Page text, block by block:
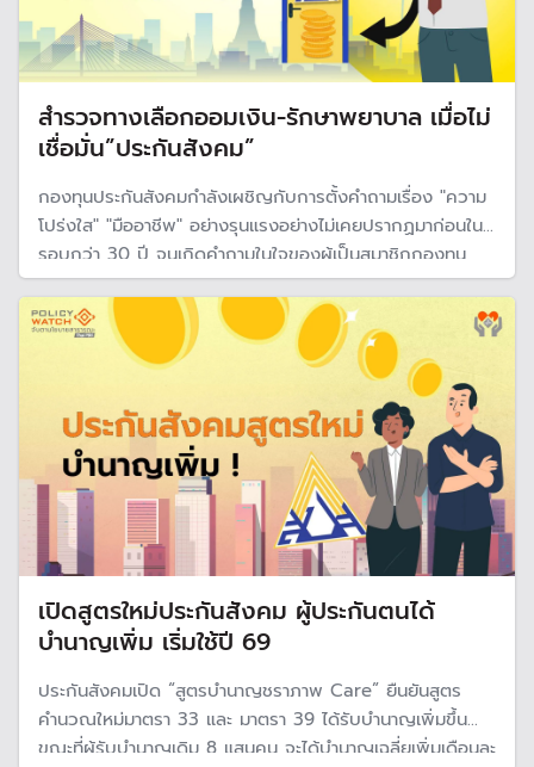
สำรวจทางเลือกออมเงิน-รักษาพยาบาล เมื่อไม่
เชื่อมั่น”ประกันสังคม”
กองทุนประกันสังคมกำลังเผชิญกับการตั้งคำถามเรื่อง "ความ
โปร่งใส" "มืออาชีพ" อย่างรุนแรงอย่างไม่เคยปรากฏมาก่อนใน
รอบกว่า 30 ปี จนเกิดคำถามในใจของผู้เป็นสมาชิกกองทุน
และผู้ที่กำลังจะสมัครเป็นสมาชิกกองทุนว่า คนไทยที่ไม่มี
สวัสดิการอื่น อย่างข้าราชการและพนักงานรัฐวิสาหกิจ มีทาง
เลือกอื่นหรือไม่?
เปิดสูตรใหม่ประกันสังคม ผู้ประกันตนได้
บำนาญเพิ่ม เริ่มใช้ปี 69
ประกันสังคมเปิด “สูตรบำนาญชราภาพ Care” ยืนยันสูตร
คำนวณใหม่มาตรา 33 และ มาตรา 39 ได้รับบำนาญเพิ่มขึ้น
ขณะที่ผู้รับบำนาญเดิม 8 แสนคน จะได้บำนาญเฉลี่ยเพิ่มเดือนละ